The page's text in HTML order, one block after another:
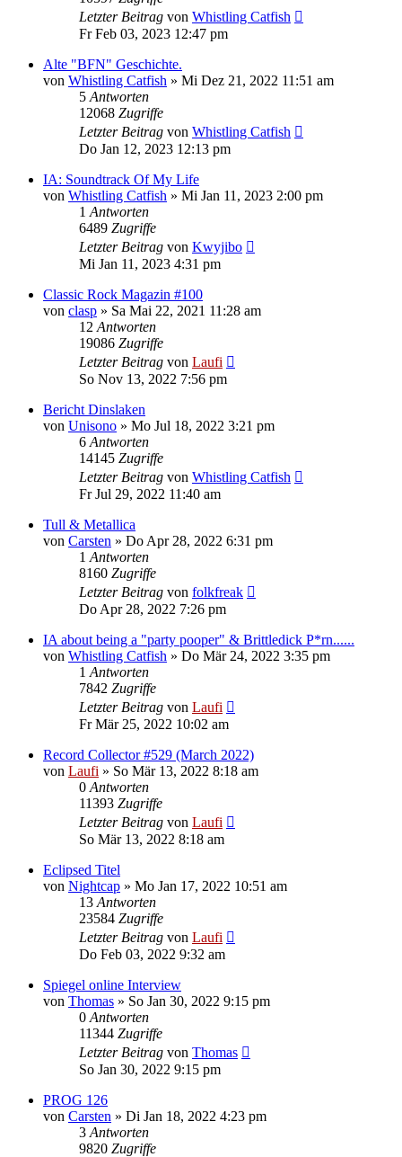
Letzter Beitrag von Whistling Catfish
Fr Feb 03, 2023 12:47 pm
Alte "BFN" Geschichte.
von Whistling Catfish » Mi Dez 21, 2022 11:51 am
5 Antworten
12068 Zugriffe
Letzter Beitrag von Whistling Catfish
Do Jan 12, 2023 12:13 pm
IA: Soundtrack Of My Life
von Whistling Catfish » Mi Jan 11, 2023 2:00 pm
1 Antworten
6489 Zugriffe
Letzter Beitrag von Kwyjibo
Mi Jan 11, 2023 4:31 pm
Classic Rock Magazin #100
von clasp » Sa Mai 22, 2021 11:28 am
12 Antworten
19086 Zugriffe
Letzter Beitrag von Laufi
So Nov 13, 2022 7:56 pm
Bericht Dinslaken
von Unisono » Mo Jul 18, 2022 3:21 pm
6 Antworten
14145 Zugriffe
Letzter Beitrag von Whistling Catfish
Fr Jul 29, 2022 11:40 am
Tull & Metallica
von Carsten » Do Apr 28, 2022 6:31 pm
1 Antworten
8160 Zugriffe
Letzter Beitrag von folkfreak
Do Apr 28, 2022 7:26 pm
IA about being a "party pooper" & Brittledick P*rn......
von Whistling Catfish » Do Mär 24, 2022 3:35 pm
1 Antworten
7842 Zugriffe
Letzter Beitrag von Laufi
Fr Mär 25, 2022 10:02 am
Record Collector #529 (March 2022)
von Laufi » So Mär 13, 2022 8:18 am
0 Antworten
11393 Zugriffe
Letzter Beitrag von Laufi
So Mär 13, 2022 8:18 am
Eclipsed Titel
von Nightcap » Mo Jan 17, 2022 10:51 am
13 Antworten
23584 Zugriffe
Letzter Beitrag von Laufi
Do Feb 03, 2022 9:32 am
Spiegel online Interview
von Thomas » So Jan 30, 2022 9:15 pm
0 Antworten
11344 Zugriffe
Letzter Beitrag von Thomas
So Jan 30, 2022 9:15 pm
PROG 126
von Carsten » Di Jan 18, 2022 4:23 pm
3 Antworten
9820 Zugriffe